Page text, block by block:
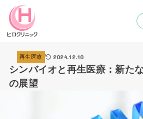
再生医療 2024.12.10
シンバイオと再生医療：新た
の展望